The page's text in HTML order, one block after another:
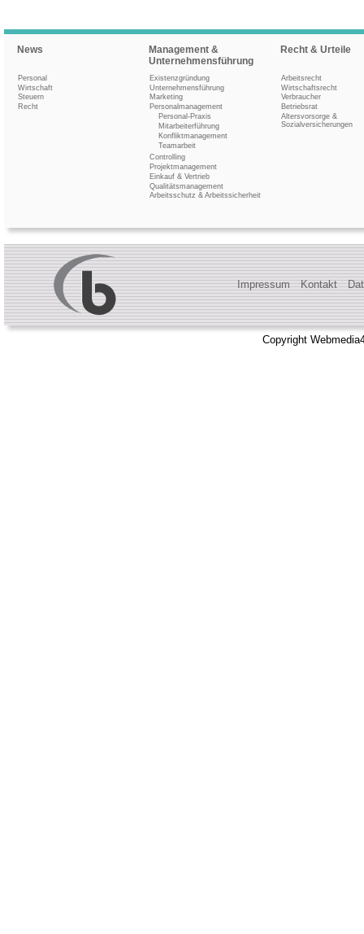
News
Personal
Wirtschaft
Steuern
Recht
Management &
Unternehmensführung
Existenzgründung
Unternehmensführung
Marketing
Personalmanagement
Personal-Praxis
Mitarbeiterführung
Konfliktmanagement
Teamarbeit
Controlling
Projektmanagement
Einkauf & Vertrieb
Qualitätsmanagement
Arbeitsschutz & Arbeitssicherheit
Recht & Urteile
Arbeitsrecht
Wirtschaftsrecht
Verbraucher
Betriebsrat
Altersvorsorge &
Sozialversicherungen
Impressum Kontakt
Copyright